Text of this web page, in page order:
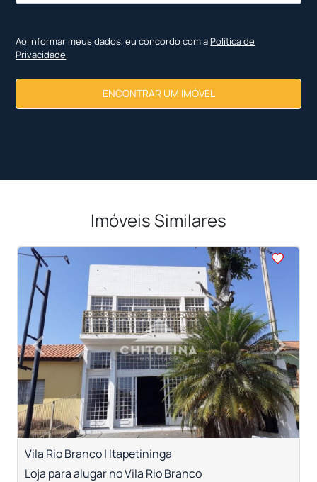
Ao informar meus dados, eu concordo com a Política de
Privacidade.
ENCONTRAR UM IMÓVEL
Imóveis Similares
<<<<
‹Previous ›
Next
Vila Rio Branco | Itapetininga
Loja para alugar no Vila Rio Branco